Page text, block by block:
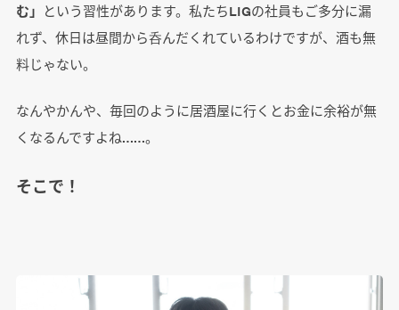
む」 という習性があります。私たちLIGの社員もご多分に漏
れず、休日は昼間から呑んだくれているわけですが、酒も無
料じゃない。
なんやかんや、毎回のように居酒屋に行くとお金に余裕が無
くなるんですよね……。
そこで！